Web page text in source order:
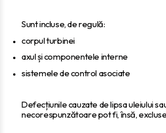
Sunt incluse, de regulă:
corpul turbinei
axul și componentele interne
sistemele de control asociate
Defecțiunile cauzate de lipsa uleiului
necorespunzătoare pot fi, însă,